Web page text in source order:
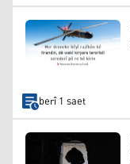
berî 1 saet